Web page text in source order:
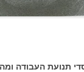
תנועת העבודה